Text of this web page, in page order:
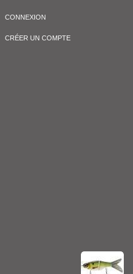
CONNEXION
CRÉER UN COMPTE